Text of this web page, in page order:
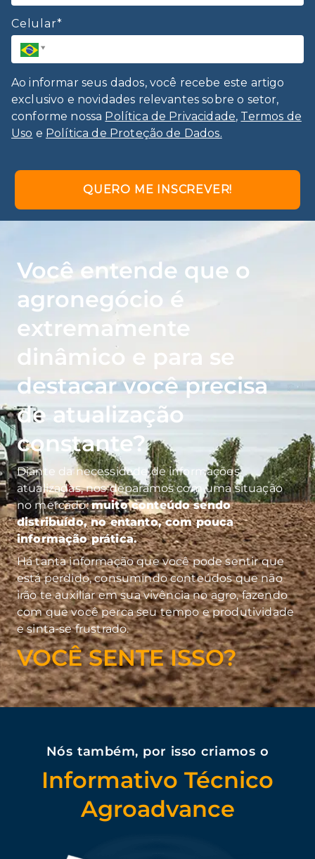
Celular*
Ao informar seus dados, você recebe este artigo
exclusivo e novidades relevantes sobre o setor,
conforme nossa Política de Privacidade, Termos de
Uso e Política de Proteção de Dados.
QUERO ME INSCREVER!
Você entende que o
agronegócio é
extremamente
dinâmico e para se
destacar você precisa
de atualização
constante?
Diante da necessidade de informações
atualizadas, nos deparamos com uma situação
no mercado:muito conteúdo sendo
distribuído, no entanto, com pouca
informação prática.
Há tanta informação que você pode sentir que
está perdido, consumindo conteúdos que não
irão te auxiliar em sua vivência no agro, fazendo
com que você perca seu tempo e produtividade
e sinta-se frustrado.
VOCÊ SENTE ISSO?
Nós também, por isso criamos o
Informativo Técnico
Agroadvance